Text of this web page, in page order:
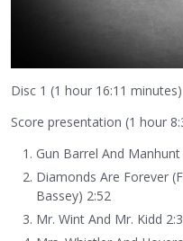
Disc 1 (1 hour 16:11 minutes)
Score presentation (1 hour
Gun Barrel And Manhunt
Diamonds Are Forever
Bassey) 2:52
Mr. Wint And Mr. Kidd